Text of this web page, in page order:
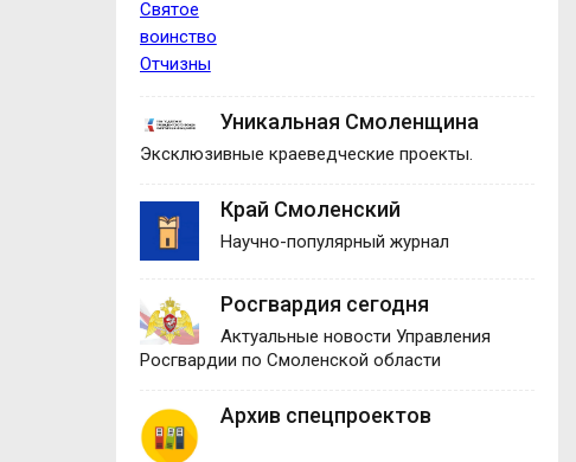
Уникальная Смоленщина
Эксклюзивные краеведческие проекты.
Край Смоленский
Научно-популярный журнал
Росгвардия сегодня
Актуальные новости Управления
Росгвардии по Смоленской области
Архив спецпроектов